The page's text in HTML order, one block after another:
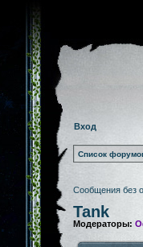
Вход
Список
Сообщения без
Tank
Модераторы: